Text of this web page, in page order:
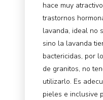
hace muy
trastornos
lavanda, ideal no
sino la lavanda
bactericidas, por
de granitos, no
utilizarlo. Es
pieles e inclusive